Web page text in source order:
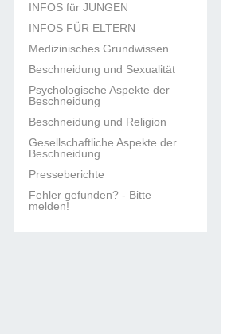
INFOS für JUNGEN
INFOS FÜR ELTERN
Medizinisches Grundwissen
Beschneidung und Sexualität
Psychologische Aspekte der
Beschneidung
Beschneidung und Religion
Gesellschaftliche Aspekte der
Beschneidung
Presseberichte
Fehler gefunden? - Bitte
melden!